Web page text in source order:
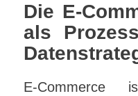
Die E-
als
E-Commerce